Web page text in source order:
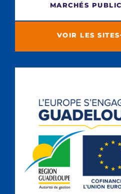
MARCHÉS
VOIR LES SITES